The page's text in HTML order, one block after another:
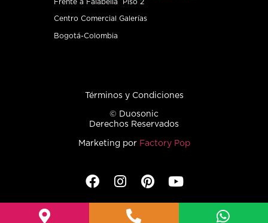
Frente a Falabella Piso 2
Centro Comercial Galerías
Bogotá-Colombia
Términos y Condiciones
© Duosonic
Derechos Reservados
Marketing por Factory Pop